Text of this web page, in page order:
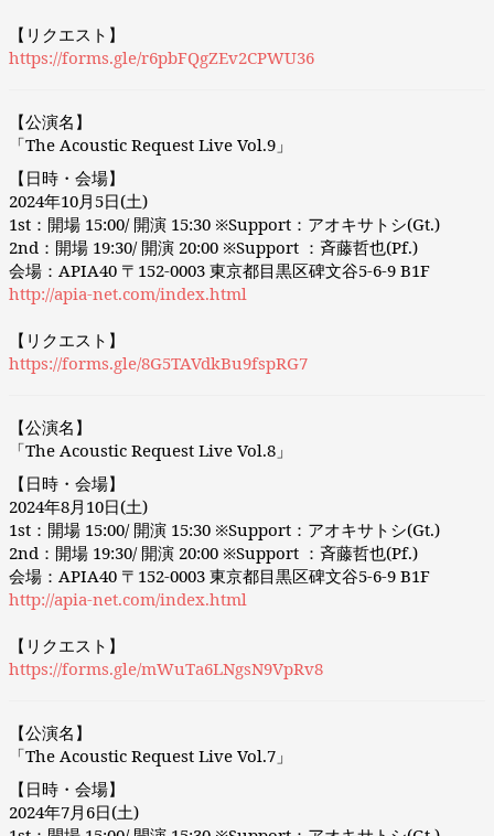
【リクエスト】
https://forms.gle/r6pbFQgZEv2CPWU36
【公演名】
「The Acoustic Request Live Vol.9」
【日時・会場】
2024年10月5日(土)
1st：開場 15:00/ 開演 15:30 ※Support：アオキサトシ(Gt.)
2nd：開場 19:30/ 開演 20:00 ※Support ：斉藤哲也(Pf.)
会場：APIA40 〒152-0003 東京都目黒区碑文谷5-6-9 B1F
http://apia-net.com/index.html
【リクエスト】
https://forms.gle/8G5TAVdkBu9fspRG7
【公演名】
「The Acoustic Request Live Vol.8」
【日時・会場】
2024年8月10日(土)
1st：開場 15:00/ 開演 15:30 ※Support：アオキサトシ(Gt.)
2nd：開場 19:30/ 開演 20:00 ※Support ：斉藤哲也(Pf.)
会場：APIA40 〒152-0003 東京都目黒区碑文谷5-6-9 B1F
http://apia-net.com/index.html
【リクエスト】
https://forms.gle/mWuTa6LNgsN9VpRv8
【公演名】
「The Acoustic Request Live Vol.7」
【日時・会場】
2024年7月6日(土)